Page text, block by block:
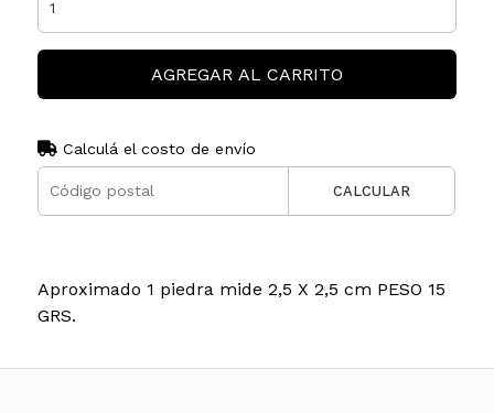
AGREGAR AL CARRITO
Calculá el costo de envío
CALCULAR
Aproximado 1 piedra mide 2,5 X 2,5 cm PESO 15
GRS.